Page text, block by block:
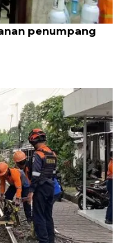
penumpang